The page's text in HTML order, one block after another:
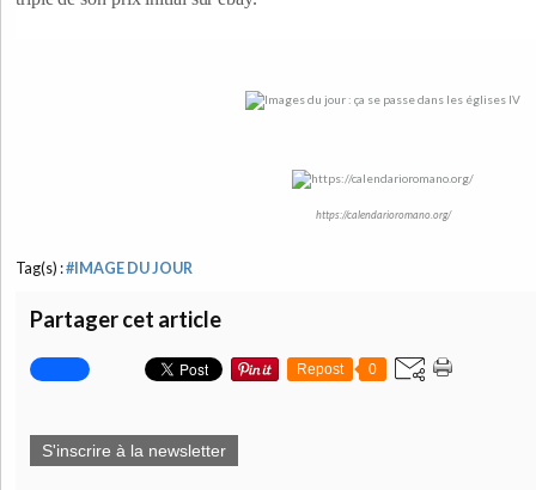
https://calendarioromano.org/
Tag(s) :#IMAGE DU JOUR
Partager cet article
Repost 0
S'inscrire à la newsletter